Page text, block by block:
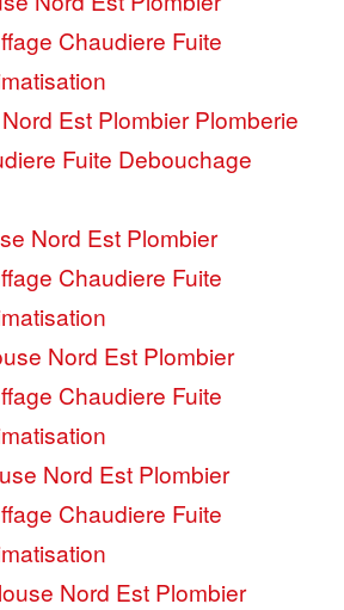
Chaudiere Fuite
Est Plombier Plomberie
Fuite Debouchage
Nord Est Plombier
Chaudiere Fuite
Nord Est Plombier
Chaudiere Fuite
Nord Est Plombier
Chaudiere Fuite
Nord Est Plombier